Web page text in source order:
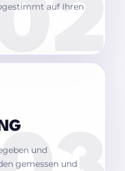
auf Ihren
und
gemessen und